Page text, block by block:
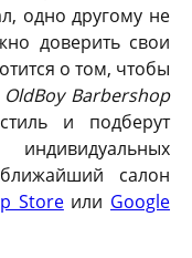
одно другому не
доверить свои
о том, чтобы
OldBoy Barbershop
и подберут
салон
Storeили Google